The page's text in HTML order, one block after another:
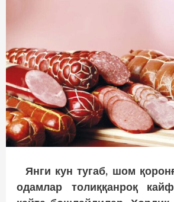
Янги кун тугаб, шом
одамлар толиққанроқ